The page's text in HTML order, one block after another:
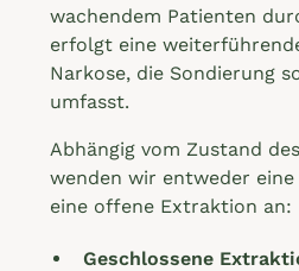
wachendem Patienten
erfolgt eine
Narkose, die Sondierung
umfasst.
Abhängig vom Zustand
wenden wir entweder
eine offene Extraktion an:
Geschlossene